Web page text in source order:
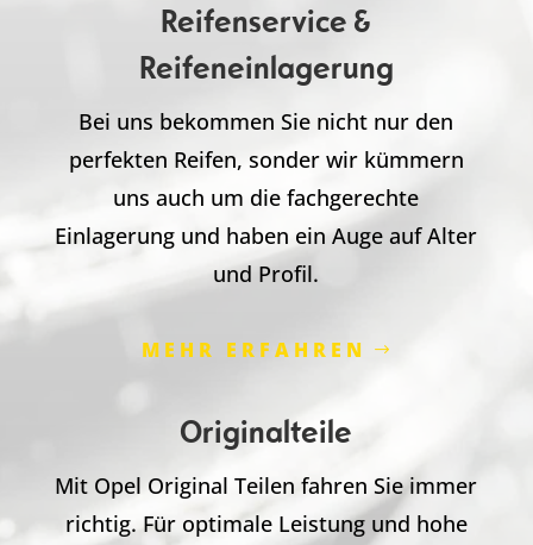
Reifenservice &
Reifeneinlagerung
Bei uns bekommen Sie nicht nur den
perfekten Reifen, sonder wir kümmern
uns auch um die fachgerechte
Einlagerung und haben ein Auge auf Alter
und Profil.
MEHR ERFAHREN
Originalteile
Mit Opel Original Teilen fahren Sie immer
richtig. Für optimale Leistung und hohe